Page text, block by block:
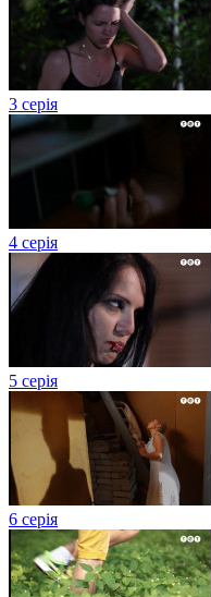
3 серія
4 серія
5 серія
6 серія